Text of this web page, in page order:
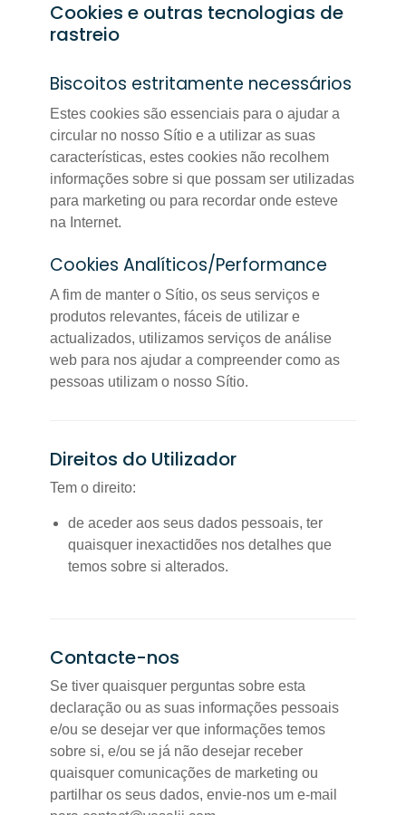
Cookies e outras tecnologias de
rastreio
Biscoitos estritamente necessários
Estes cookies são essenciais para o ajudar a
circular no nosso Sítio e a utilizar as suas
características, estes cookies não recolhem
informações sobre si que possam ser utilizadas
para marketing ou para recordar onde esteve
na Internet.
Cookies Analíticos/Performance
A fim de manter o Sítio, os seus serviços e
produtos relevantes, fáceis de utilizar e
actualizados, utilizamos serviços de análise
web para nos ajudar a compreender como as
pessoas utilizam o nosso Sítio.
Direitos do Utilizador
Tem o direito:
de aceder aos seus dados pessoais, ter
quaisquer inexactidões nos detalhes que
temos sobre si alterados.
Contacte-nos
Se tiver quaisquer perguntas sobre esta
declaração ou as suas informações pessoais
e/ou se desejar ver que informações temos
sobre si, e/ou se já não desejar receber
quaisquer comunicações de marketing ou
partilhar os seus dados, envie-nos um e-mail